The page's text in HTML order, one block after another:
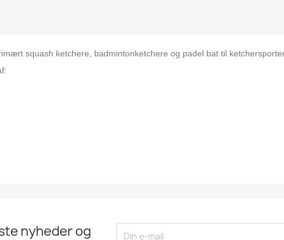
squash ketchere, badmintonketchere og padel bat til
nyheder og